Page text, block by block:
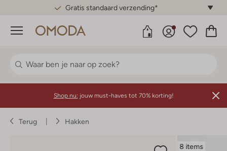
Gratis standaard verzending*
Menu
Shop nu: jouw must-haves tot 70% korting!
Terug Hakken
8 items